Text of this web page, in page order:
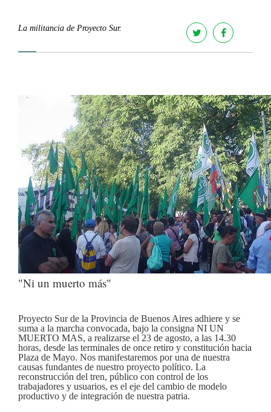
La militancia de Proyecto Sur.
"Ni un muerto más"
Proyecto Sur de la Provincia de Buenos Aires adhiere y se
suma a la marcha convocada, bajo la consigna NI UN
MUERTO MAS, a realizarse el 23 de agosto, a las 14.30
horas, desde las terminales de once retiro y constitución hacia
Plaza de Mayo. Nos manifestaremos por una de nuestra
causas fundantes de nuestro proyecto político. La
reconstrucción del tren, público con control de los
trabajadores y usuarios, es el eje del cambio de modelo
productivo y de integración de nuestra patria.